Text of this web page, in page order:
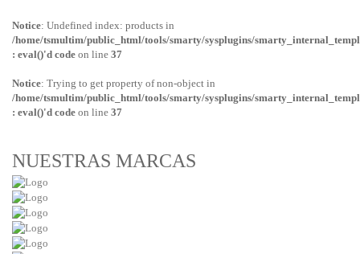
Notice: Undefined index: products in
/home/tsmultim/public_html/tools/smarty/sysplugins/
: eval()'d code on line 37
Notice: Trying to get property of non-object in
/home/tsmultim/public_html/tools/smarty/sysplugins/
: eval()'d code on line 37
NUESTRAS MARCAS